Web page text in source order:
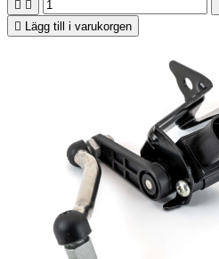
 

Lägg till i varukorgen